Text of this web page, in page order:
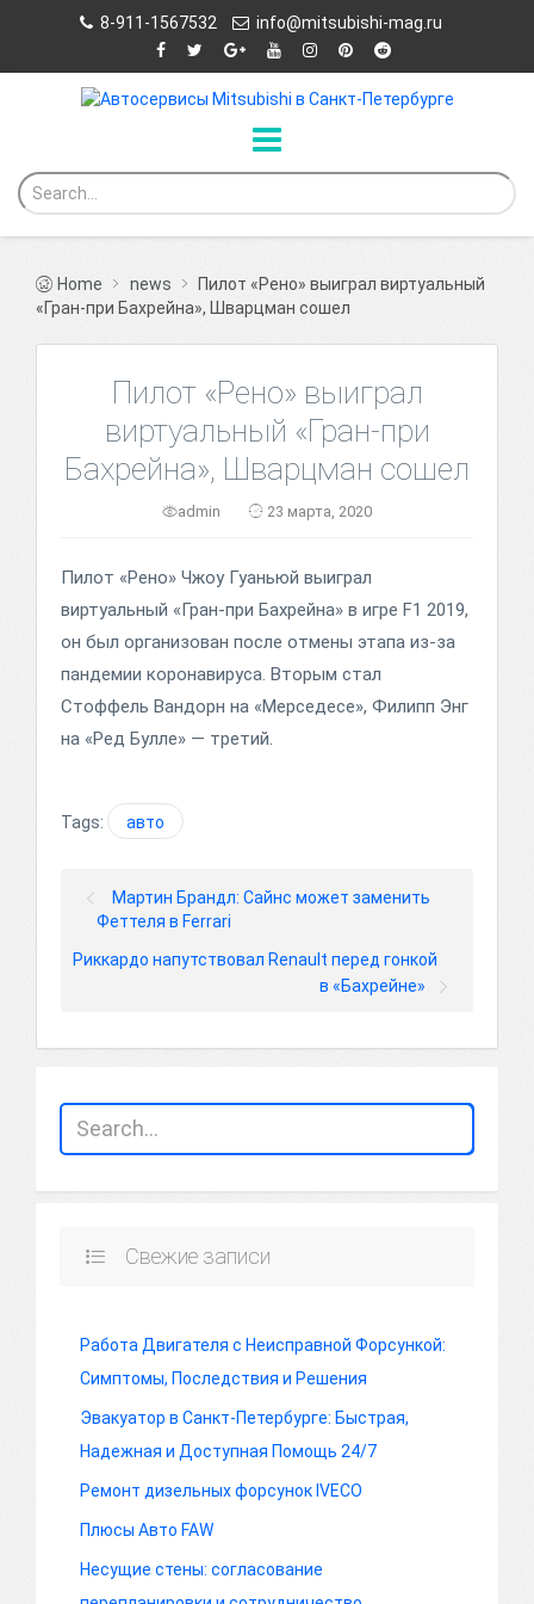
8-911-1567532 info@mitsubishi-mag.ru
Home news
Пилот «Рено» выиграл виртуальный
«Гран-при Бахрейна», Шварцман сошел
Пилот «Рено» выиграл
виртуальный «Гран-при
Бахрейна», Шварцман сошел
admin 23 марта, 2020
Пилот «Рено» Чжоу Гуаньюй выиграл
виртуальный «Гран-при Бахрейна» в игре F1 2019,
он был организован после отмены этапа из-за
пандемии коронавируса. Вторым стал
Стоффель Вандорн на «Мерседесе», Филипп Энг
на «Ред Булле» — третий.
Tags: авто
Мартин Брандл: Сайнс может заменить
Феттеля в Ferrari
Риккардо напутствовал Renault перед гонкой
в «Бахрейне»
Свежие записи
Работа Двигателя с Неисправной Форсункой:
Симптомы, Последствия и Решения
Эвакуатор в Санкт-Петербурге: Быстрая,
Надежная и Доступная Помощь 24/7
Ремонт дизельных форсунок IVECO
Плюсы Авто FAW
Несущие стены: согласование